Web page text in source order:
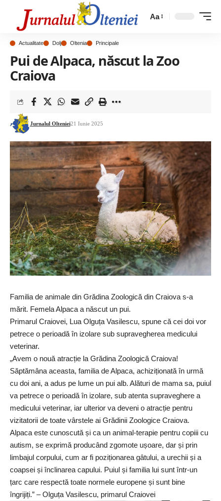
Aa
Actualitate Dolj Oltenia Principale
Pui de Alpaca, născut la Zoo
Craiova
Jurnalul Olteniei21 Iunie 2025
Familia de animale din Grădina Zoologică din Craiova s-a
mărit. Femela Alpaca a născut un pui.
Primarul Craiovei, Lua Olguța Vasilescu, spune că cei doi vor
petrece o perioadă în izolare sub supravegherea medicului
veterinar.
„Avem o nouă atracție la Grădina Zoologică Craiova!
Săptămâna aceasta, familia de Alpaca, achiziționată în urmă
cu doi ani, a adus pe lume un pui alb. Alături de mama sa, puiul
va petrece o perioadă în izolare, sub atenta supraveghere a
medicului veterinar, iar ulterior va deveni o atracție pentru
vizitatorii de toate vârstele ai Grădinii Zoologice Craiova.
Alpaca este cunoscută și ca un animal-terapie pentru copiii cu
autism, se exprimă producând zgomote ușoare, dar și prin
limbajul corpului, cum ar fi poziționarea gâtului, a urechii și a
coapsei și înclinarea capului. Puiul și familia lui sunt într-un
țarc care respectă toate normele europene și sunt bine
îngrijiți.” – Olguța Vasilescu, primarul Craiovei